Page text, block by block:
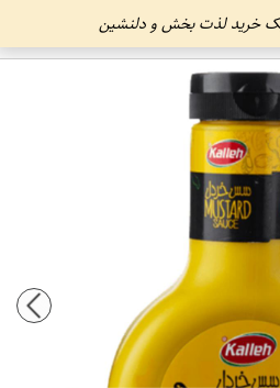
یک خرید لذت بخش و دلنشین